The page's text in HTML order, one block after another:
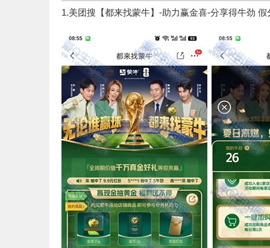
1.美团搜【都来找蒙牛】-助力赢金喜-分享得牛劲 假